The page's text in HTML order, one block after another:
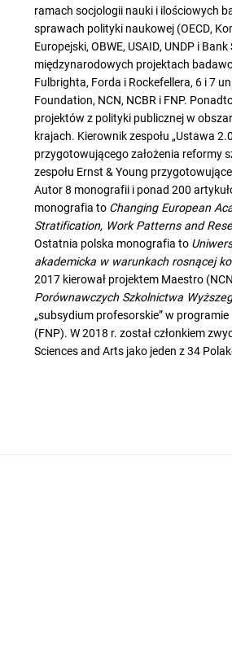
ramach socjologii nauki i ilościowych
sprawach polityki naukowej (OECD,
Europejski, OBWE, USAID, UNDP i
międzynarodowych projektach
Fulbrighta, Forda i Rockefellera, 6 i 7
Foundation, NCN, NCBR i FNP.
projektów z polityki publicznej w
krajach. Kierownik zespołu „Ustawa
przygotowującego założenia reformy
zespołu Ernst & Young
Autor 8 monografii i ponad 200
monografia to Changing European
Stratification, Work Patterns and
Ostatnia polska monografia to
akademicka w warunkach rosnącej
2017 kierował projektem Maestro
Porównawczych Szkolnictwa
„subsydium profesorskie” w
(FNP). W 2018 r. został członkiem
Sciences and Arts jako jeden z 34